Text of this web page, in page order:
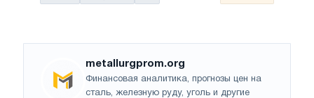
metallurgprom.org
Финансовая аналитика, прогнозы цен на
сталь, железную руду, уголь и другие